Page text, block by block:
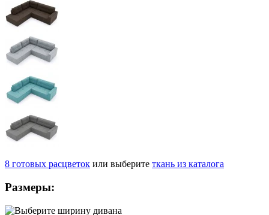
8 готовых расцветок или выберите ткань из каталога
Размеры: